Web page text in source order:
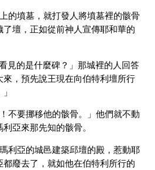
的墳墓，就打發人將墳墓裡的骸骨
壇，正如從前神人宣傳耶和華的
見的是什麼碑？」那城裡的人回答
，預先說王現在向伯特利壇所行
不要挪移他的骸骨。」他們就不動
亞來那先知的骸骨。
利亞的城邑建築邱壇的殿，惹動耶
廢去了，就如他在伯特利所行的